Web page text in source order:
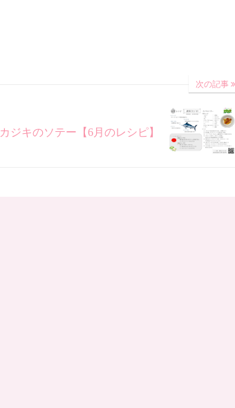
次の記事
カジキのソテー【6月のレシピ】